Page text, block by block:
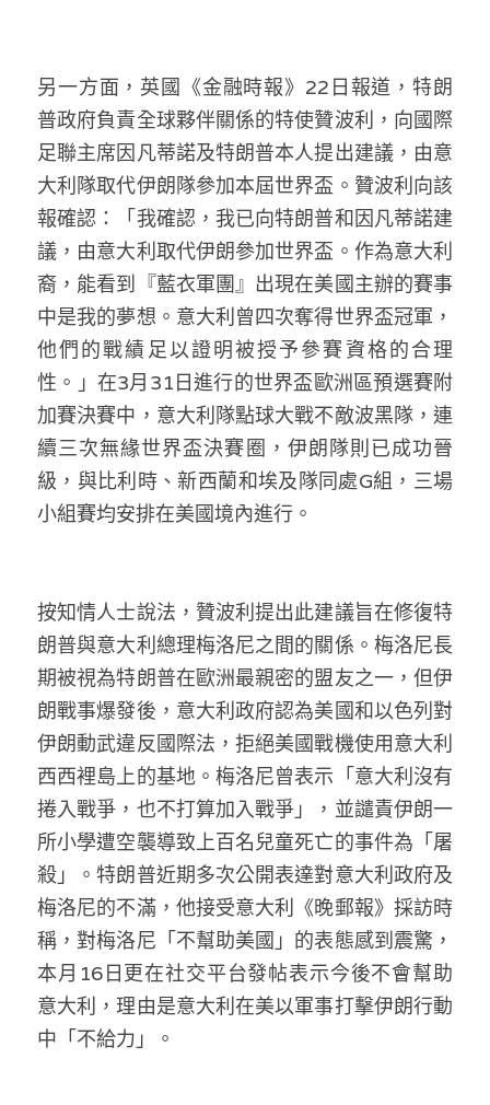
另一方面，英國《金融時報》22日報道，特朗
普政府負責全球夥伴關係的特使贊波利，向國際
足聯主席因凡蒂諾及特朗普本人提出建議，由意
大利隊取代伊朗隊參加本屆世界盃。贊波利向該
報確認：「我確認，我已向特朗普和因凡蒂諾建
議，由意大利取代伊朗參加世界盃。作為意大利
裔，能看到『藍衣軍團』出現在美國主辦的賽事
中是我的夢想。意大利曾四次奪得世界盃冠軍，
他們的戰績足以證明被授予參賽資格的合理
性。」在3月31日進行的世界盃歐洲區預選賽附
加賽決賽中，意大利隊點球大戰不敵波黑隊，連
續三次無緣世界盃決賽圈，伊朗隊則已成功晉
級，與比利時、新西蘭和埃及隊同處G組，三場
小組賽均安排在美國境內進行。
按知情人士說法，贊波利提出此建議旨在修復特
朗普與意大利總理梅洛尼之間的關係。梅洛尼長
期被視為特朗普在歐洲最親密的盟友之一，但伊
朗戰事爆發後，意大利政府認為美國和以色列對
伊朗動武違反國際法，拒絕美國戰機使用意大利
西西裡島上的基地。梅洛尼曾表示「意大利沒有
捲入戰爭，也不打算加入戰爭」，並譴責伊朗一
所小學遭空襲導致上百名兒童死亡的事件為「屠
殺」。特朗普近期多次公開表達對意大利政府及
梅洛尼的不滿，他接受意大利《晚郵報》採訪時
稱，對梅洛尼「不幫助美國」的表態感到震驚，
本月16日更在社交平台發帖表示今後不會幫助
意大利，理由是意大利在美以軍事打擊伊朗行動
中「不給力」。